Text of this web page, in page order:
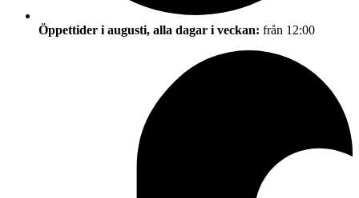
Öppettider i augusti, alla dagar i veckan: från 12:00